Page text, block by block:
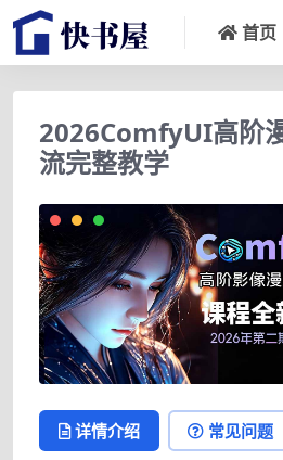
首页
2026ComfyUI高阶
流完整教学
详情介绍 常见问题